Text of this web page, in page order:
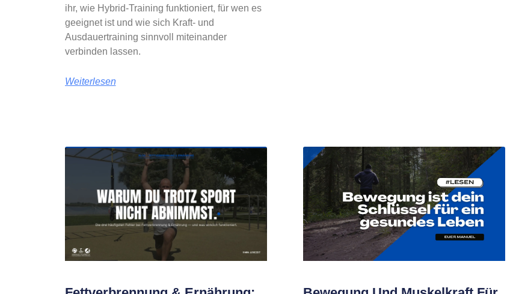
ihr, wie Hybrid-Training funktioniert, für wen es
geeignet ist und wie sich Kraft- und
Ausdauertraining sinnvoll miteinander
verbinden lassen.
Weiterlesen